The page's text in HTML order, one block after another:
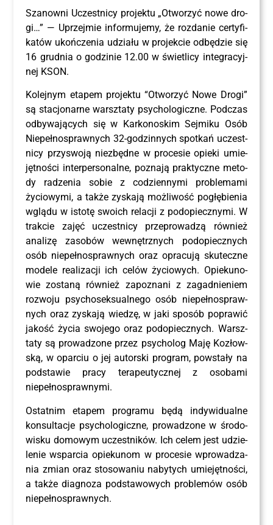
Sza­now­ni Uczest­ni­cy pro­jek­tu „Otwo­rzyć nowe dro­
gi…” — Uprzej­mie infor­mu­je­my, że roz­da­nie cer­ty­fi­
ka­tów ukoń­cze­nia udzia­łu w pro­jek­cie odbę­dzie się
16 grud­nia o godzi­nie 12.00 w świe­tli­cy inte­gra­cyj­
nej KSON.
Kolej­nym eta­pem pro­jek­tu “Otwo­rzyć Nowe Dro­gi”
są sta­cjo­nar­ne warsz­ta­ty psy­cho­lo­gicz­ne. Pod­czas
odby­wa­ją­cych się w Kar­ko­no­skim Sej­mi­ku Osób
Nie­peł­no­spraw­nych 32-godzin­nych spo­tkań uczest­
ni­cy przy­swo­ją nie­zbęd­ne w pro­ce­sie opie­ki umie­
jęt­no­ści inter­per­so­nal­ne, pozna­ją prak­tycz­ne meto­
dy radze­nia sobie z codzien­ny­mi pro­ble­ma­mi
życio­wy­mi, a tak­że zyska­ją moż­li­wość pogłę­bie­nia
wglą­du w isto­tę swo­ich rela­cji z pod­opiecz­ny­mi. W
trak­cie zajęć uczest­ni­cy prze­pro­wa­dzą rów­nież
ana­li­zę zaso­bów wewnętrz­nych pod­opiecz­nych
osób nie­peł­no­spraw­nych oraz opra­cu­ją sku­tecz­ne
mode­le reali­za­cji ich celów życio­wych. Opie­ku­no­
wie zosta­ną rów­nież zapo­zna­ni z zagad­nie­niem
roz­wo­ju psy­cho­sek­su­al­ne­go osób nie­peł­no­spraw­
nych oraz zyska­ją wie­dzę, w jaki spo­sób popra­wić
jakość życia swo­je­go oraz pod­opiecz­nych. Warsz­
ta­ty są pro­wa­dzo­ne przez psy­cho­log Maję Kozłow­
ską, w opar­ciu o jej autor­ski pro­gram, powsta­ły na
pod­sta­wie pra­cy tera­peu­tycz­nej z oso­ba­mi
niepełnosprawnymi.
Ostat­nim eta­pem pro­gra­mu będą indy­wi­du­al­ne
kon­sul­ta­cje psy­cho­lo­gicz­ne, pro­wa­dzo­ne w śro­do­
wi­sku domo­wym uczest­ni­ków. Ich celem jest udzie­
le­nie wspar­cia opie­ku­nom w pro­ce­sie wpro­wa­dza­
nia zmian oraz sto­so­wa­niu naby­tych umie­jęt­no­ści,
a tak­że dia­gno­za pod­sta­wo­wych pro­ble­mów osób
niepełnosprawnych.